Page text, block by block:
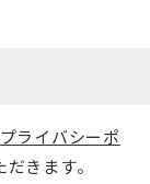
プライバシーポ
きます。